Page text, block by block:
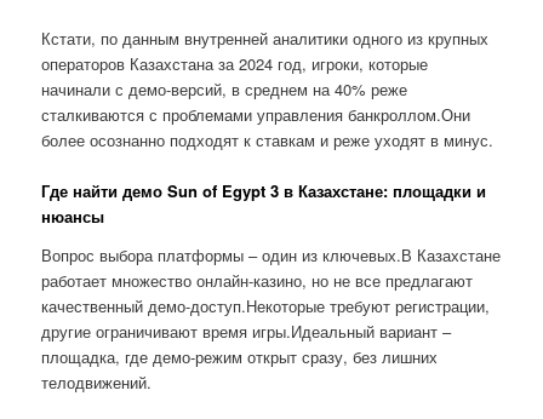
Кстати, по данным внутренней аналитики одного из крупных
операторов Казахстана за 2024 год, игроки, которые
начинали с демо-версий, в среднем на 40% реже
сталкиваются с проблемами управления банкроллом.Они
более осознанно подходят к ставкам и реже уходят в минус.
Где найти демо Sun of Egypt 3 в Казахстане: площадки и
нюансы
Вопрос выбора платформы – один из ключевых.В Казахстане
работает множество онлайн-казино, но не все предлагают
качественный демо-доступ.Некоторые требуют регистрации,
другие ограничивают время игры.Идеальный вариант –
площадка, где демо-режим открыт сразу, без лишних
телодвижений.